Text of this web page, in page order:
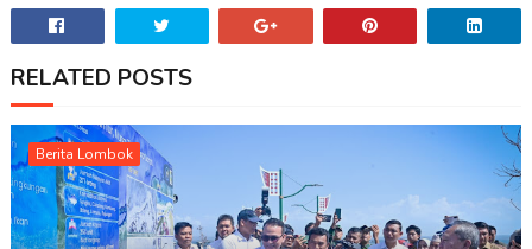
RELATED POSTS
Berita Lombok